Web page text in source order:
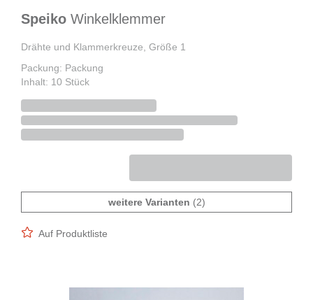
Speiko Winkelklemmer
Drähte und Klammerkreuze, Größe 1
Packung: Packung
Inhalt: 10 Stück
weitere Varianten (2)
Auf Produktliste